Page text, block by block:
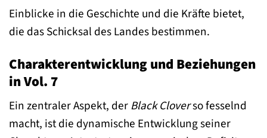
Einblicke in die Geschichte und die Kräfte bietet,
die das Schicksal des Landes bestimmen.
Charakterentwicklung und Beziehungen
in Vol. 7
Ein zentraler Aspekt, derBlack Cloverso fesselnd
macht, ist die dynamische Entwicklung seiner